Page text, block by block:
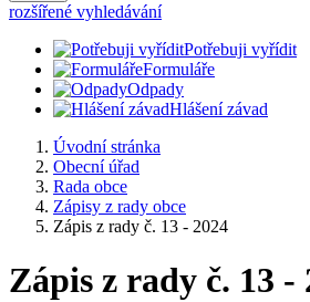
rozšířené vyhledávání
Potřebuji vyřídit
Formuláře
Odpady
Hlášení závad
Úvodní stránka
Obecní úřad
Rada obce
Zápisy z rady obce
Zápis z rady č. 13 - 2024
Zápis z rady č. 13 -